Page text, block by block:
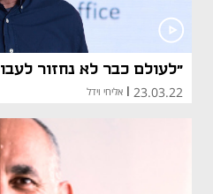
"לעולם כבר לא נחזור לעבוד 5 ימים
23.03.22 אליחי וידל